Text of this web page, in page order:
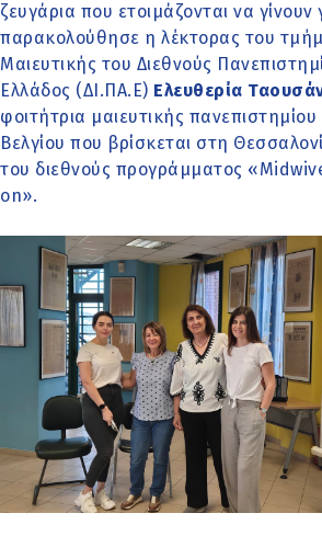
ζευγάρια που ετοιμάζονται να γίνουν
παρακολούθησε η λέκτορας του
Μαιευτικής του Διεθνούς
Ελλάδος (ΔΙ.ΠΑ.Ε) Ελευθερία
φοιτήτρια μαιευτικής πανεπιστημίου
Βελγίου που βρίσκεται στη
του διεθνούς προγράμματος
on».